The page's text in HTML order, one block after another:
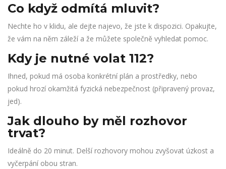
Co když odmítá mluvit?
Nechte ho v klidu, ale dejte najevo, že jste k dispozici. Opakujte,
že vám na něm záleží a že můžete společně vyhledat pomoc.
Kdy je nutné volat 112?
Ihned, pokud má osoba konkrétní plán a prostředky, nebo
pokud hrozí okamžitá fyzická nebezpečnost (připravený provaz,
jed).
Jak dlouho by měl rozhovor
trvat?
Ideálně do 20 minut. Delší rozhovory mohou zvyšovat úzkost a
vyčerpání obou stran.